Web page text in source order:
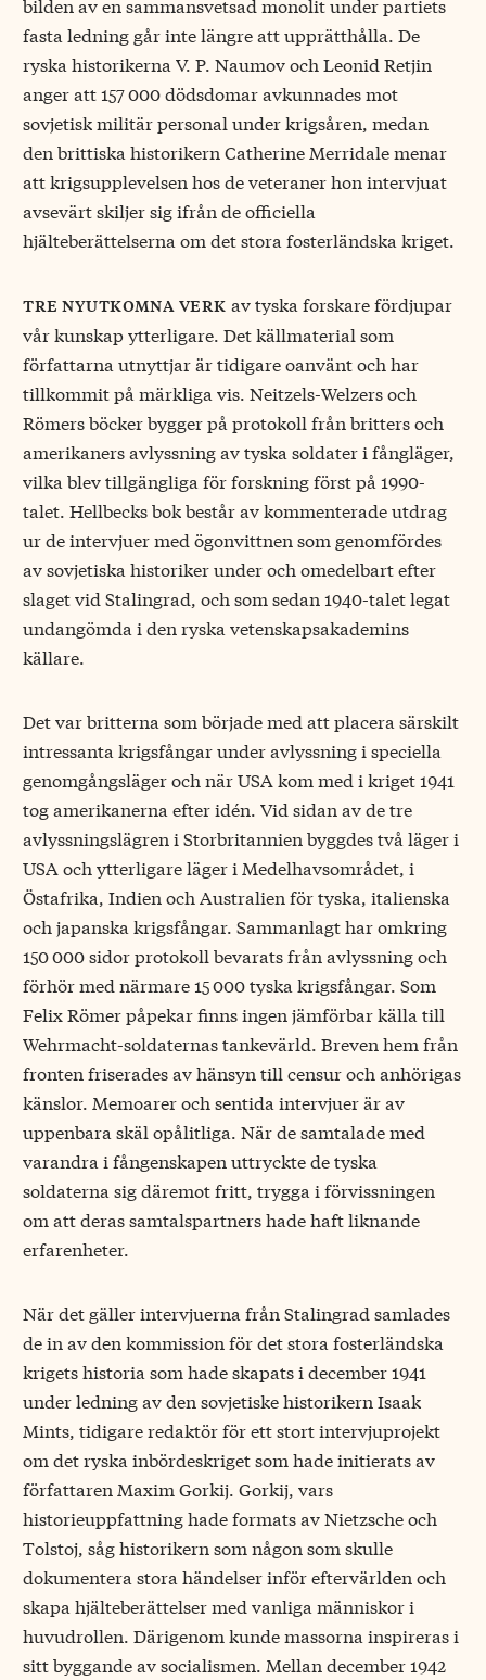
bilden av en sammansvetsad monolit under partiets
fasta ledning går inte längre att upprätthålla. De
ryska historikerna V. P. Naumov och Leonid Retjin
anger att 157 000 dödsdomar avkunnades mot
sovjetisk militär personal under krigsåren, medan
den brittiska historikern Catherine Merridale menar
att krigsupplevelsen hos de veteraner hon intervjuat
avsevärt skiljer sig ifrån de officiella
hjälteberättelserna om det stora fosterländska kriget.
tre nyutkomna verk av tyska forskare fördjupar
vår kunskap ytterligare. Det källmaterial som
författarna utnyttjar är tidigare oanvänt och har
tillkommit på märkliga vis. Neitzels-Welzers och
Römers böcker bygger på protokoll från britters och
amerikaners avlyssning av tyska soldater i fångläger,
vilka blev tillgängliga för forskning först på 1990-
talet. Hellbecks bok består av kommenterade utdrag
ur de intervjuer med ögonvittnen som genomfördes
av sovjetiska historiker under och omedelbart efter
slaget vid Stalingrad, och som sedan 1940-talet legat
undangömda i den ryska vetenskapsakademins
källare.
Det var britterna som började med att placera särskilt
intressanta krigsfångar under avlyssning i speciella
genomgångsläger och när USA kom med i kriget 1941
tog amerikanerna efter idén. Vid sidan av de tre
avlyssningslägren i Storbritannien byggdes två läger i
USA och ytterligare läger i Medelhavsområdet, i
Östafrika, Indien och Australien för tyska, italienska
och japanska krigsfångar. Sammanlagt har omkring
150 000 sidor protokoll bevarats från avlyssning och
förhör med närmare 15 000 tyska krigsfångar. Som
Felix Römer påpekar finns ingen jämförbar källa till
Wehrmacht-soldaternas tankevärld. Breven hem från
fronten friserades av hänsyn till censur och anhörigas
känslor. Memoarer och sentida intervjuer är av
uppenbara skäl opålitliga. När de samtalade med
varandra i fångenskapen uttryckte de tyska
soldaterna sig däremot fritt, trygga i förvissningen
om att deras samtalspartners hade haft liknande
erfarenheter.
När det gäller intervjuerna från Stalingrad samlades
de in av den kommission för det stora fosterländska
krigets historia som hade skapats i december 1941
under ledning av den sovjetiske historikern Isaak
Mints, tidigare redaktör för ett stort intervjuprojekt
om det ryska inbördeskriget som hade initierats av
författaren Maxim Gorkij. Gorkij, vars
historieuppfattning hade formats av Nietzsche och
Tolstoj, såg historikern som någon som skulle
dokumentera stora händelser inför eftervärlden och
skapa hjälteberättelser med vanliga människor i
huvudrollen. Därigenom kunde massorna inspireras i
sitt byggande av socialismen. Mellan december 1942